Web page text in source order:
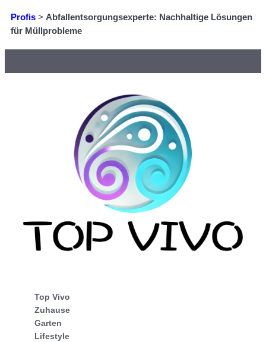
Profis > Abfallentsorgungsexperte: Nachhaltige Lösungen
für Müllprobleme
Top Vivo
Zuhause
Garten
Lifestyle